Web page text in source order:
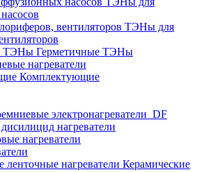
ТЭНы для
Герметичные ТЭНы
нагреватели
Комплектующие
электронагреватели_DF
нагреватели
нагреватели
Керамические